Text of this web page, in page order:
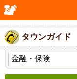
タウンガイド